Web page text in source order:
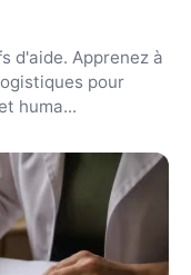
d'aide. Apprenez à
pour
huma...